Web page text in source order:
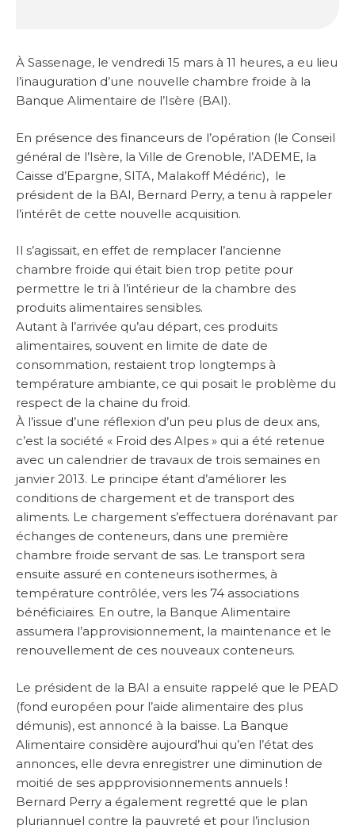
À Sassenage, le vendredi 15 mars à 11 heures, a eu lieu
l’inauguration d’une nouvelle chambre froide à la
Banque Alimentaire de l’Isère (BAI).
En présence des financeurs de l’opération (le Conseil
général de l’Isère, la Ville de Grenoble, l’ADEME, la
Caisse d’Epargne, SITA, Malakoff Médéric), le
président de la BAI, Bernard Perry, a tenu à rappeler
l’intérêt de cette nouvelle acquisition.
Il s’agissait, en effet de remplacer l’ancienne
chambre froide qui était bien trop petite pour
permettre le tri à l’intérieur de la chambre des
produits alimentaires sensibles.
Autant à l’arrivée qu’au départ, ces produits
alimentaires, souvent en limite de date de
consommation, restaient trop longtemps à
température ambiante, ce qui posait le problème du
respect de la chaine du froid.
À l’issue d’une réflexion d’un peu plus de deux ans,
c’est la société « Froid des Alpes » qui a été retenue
avec un calendrier de travaux de trois semaines en
janvier 2013. Le principe étant d’améliorer les
conditions de chargement et de transport des
aliments. Le chargement s’effectuera dorénavant par
échanges de conteneurs, dans une première
chambre froide servant de sas. Le transport sera
ensuite assuré en conteneurs isothermes, à
température contrôlée, vers les 74 associations
bénéficiaires. En outre, la Banque Alimentaire
assumera l’approvisionnement, la maintenance et le
renouvellement de ces nouveaux conteneurs.
Le président de la BAI a ensuite rappelé que le PEAD
(fond européen pour l’aide alimentaire des plus
démunis), est annoncé à la baisse. La Banque
Alimentaire considère aujourd’hui qu’en l’état des
annonces, elle devra enregistrer une diminution de
moitié de ses appprovisionnements annuels !
Bernard Perry a également regretté que le plan
pluriannuel contre la pauvreté et pour l’inclusion